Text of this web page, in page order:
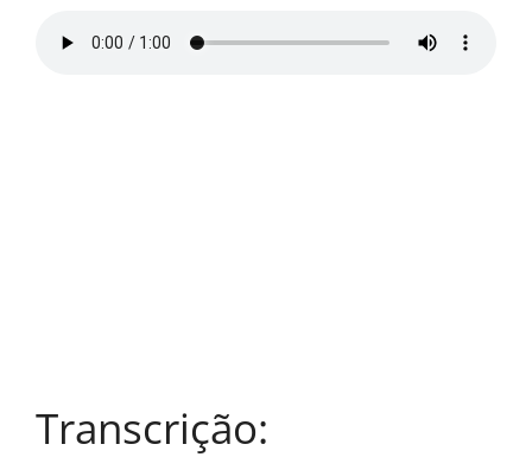
Transcrição: